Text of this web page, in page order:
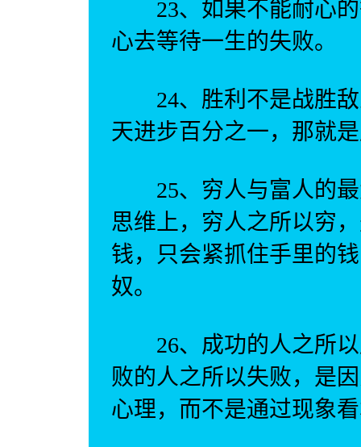
23、如果不能耐心的
心去等待一生的失败。
24、胜利不是战胜敌
天进步百分之一，那就
25、穷人与富人的最
思维上，穷人之所以穷
钱，只会紧抓住手里的
奴。
26、成功的人之所以
败的人之所以失败，是
心理，而不是通过现象